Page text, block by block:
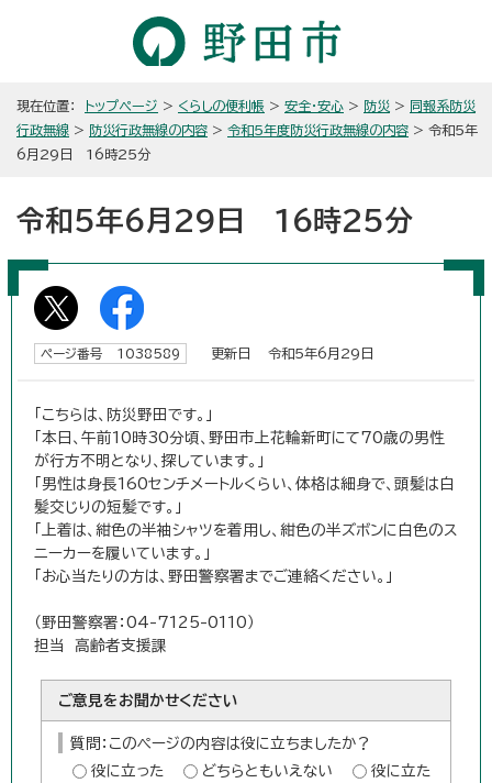
現在位置： トップページ > くらしの便利帳 > 安全・安心 > 防災 > 同報系防災
行政無線 > 防災行政無線の内容 > 令和5年度防災行政無線の内容 > 令和5年
6月29日 16時25分
令和5年6月29日 16時25分
ページ番号 1038589 更新日 令和5年6月29日
「こちらは、防災野田です。」
「本日、午前10時30分頃、野田市上花輪新町にて70歳の男性
が行方不明となり、探しています。」
「男性は身長160センチメートルくらい、体格は細身で、頭髪は白
髪交じりの短髪です。」
「上着は、紺色の半袖シャツを着用し、紺色の半ズボンに白色のス
ニーカーを履いています。」
「お心当たりの方は、野田警察署までご連絡ください。」
（野田警察署：04-7125-0110）
担当 高齢者支援課
ご意見をお聞かせください
質問：このページの内容は役に立ちましたか？
役に立った
どちらともいえない
役に立た